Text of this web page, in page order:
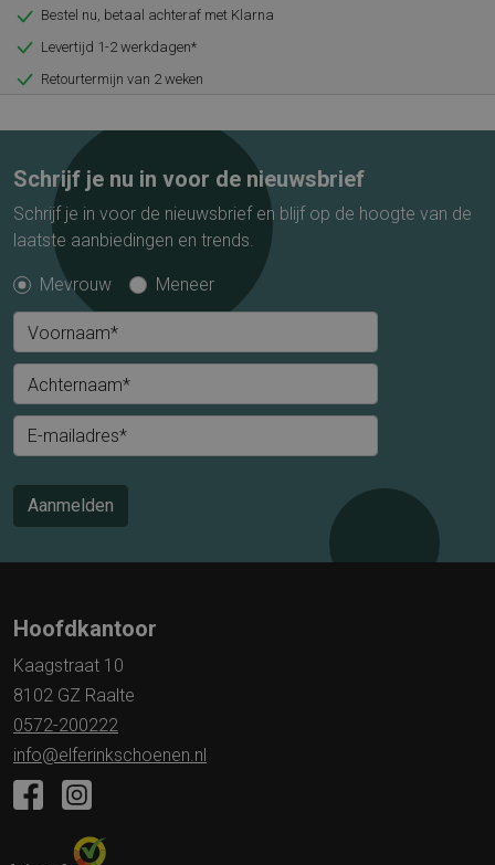
Bestel nu, betaal achteraf met Klarna
Levertijd 1-2 werkdagen*
Retourtermijn van 2 weken
Schrijf je nu in voor de nieuwsbrief
Schrijf je in voor de nieuwsbrief en blijf op de hoogte van de
laatste aanbiedingen en trends.
Mevrouw Meneer
Voornaam*
Achternaam*
E-mailadres*
Aanmelden
Hoofdkantoor
Kaagstraat 10
8102 GZ Raalte
0572-200222
info@elferinkschoenen.nl